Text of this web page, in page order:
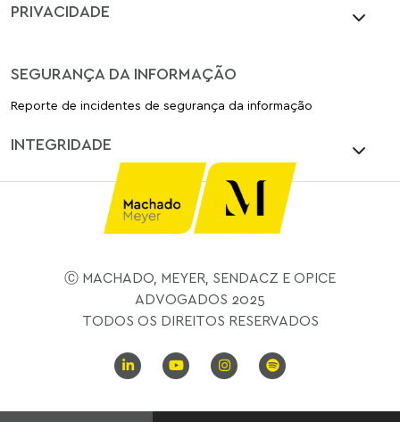
PRIVACIDADE
SEGURANÇA DA INFORMAÇÃO
Reporte de incidentes de segurança da informação
INTEGRIDADE
Ⓒ MACHADO, MEYER, SENDACZ E OPICE
ADVOGADOS 2025
TODOS OS DIREITOS RESERVADOS